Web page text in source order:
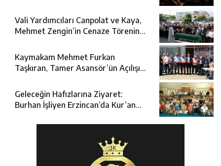
Vali Yardımcıları Canpolat ve Kaya,
Mehmet Zengin’in Cenaze Törenine
Kaymakam Mehmet Furkan
Taşkıran, Tamer Asansör’ün Açılışına
Geleceğin Hafızlarına Ziyaret:
Burhan İşliyen Erzincan’da Kur’an